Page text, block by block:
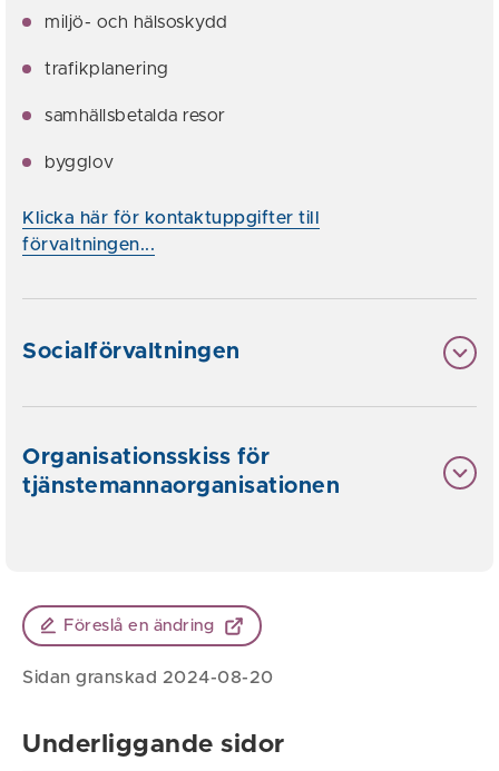
miljö- och hälsoskydd
trafikplanering
samhällsbetalda resor
bygglov
Klicka här för kontaktuppgifter till
förvaltningen...
Socialförvaltningen
Organisationsskiss för
tjänstemannaorganisationen
Föreslå en ändring
Sidan granskad 2024-08-20
Underliggande sidor